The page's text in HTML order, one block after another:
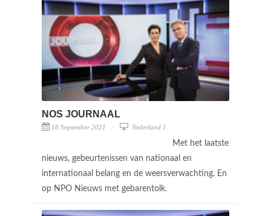
NOS JOURNAAL
18 September 2021 Nederland 1
Met het laatste
nieuws, gebeurtenissen van nationaal en
internationaal belang en de weersverwachting. En
op NPO Nieuws met gebarentolk.